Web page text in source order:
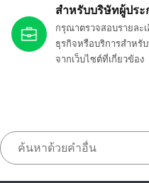
สำหรับบริษัทผู้ปร
กรุณาตรวจสอบรายละ
ธุรกิจหรือบริการสำหรั
จากเว็บไซต์ที่เกี่ยวข้อง